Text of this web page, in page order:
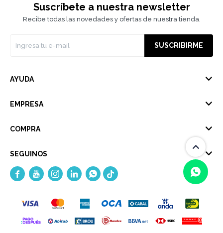
(0/4)
Suscríbete a nuestra newsletter
Recibe todas las novedades y ofertas de nuestra tienda.
SUSCRIBIRME
AYUDA
EMPRESA
COMPRA
SEGUINOS
    